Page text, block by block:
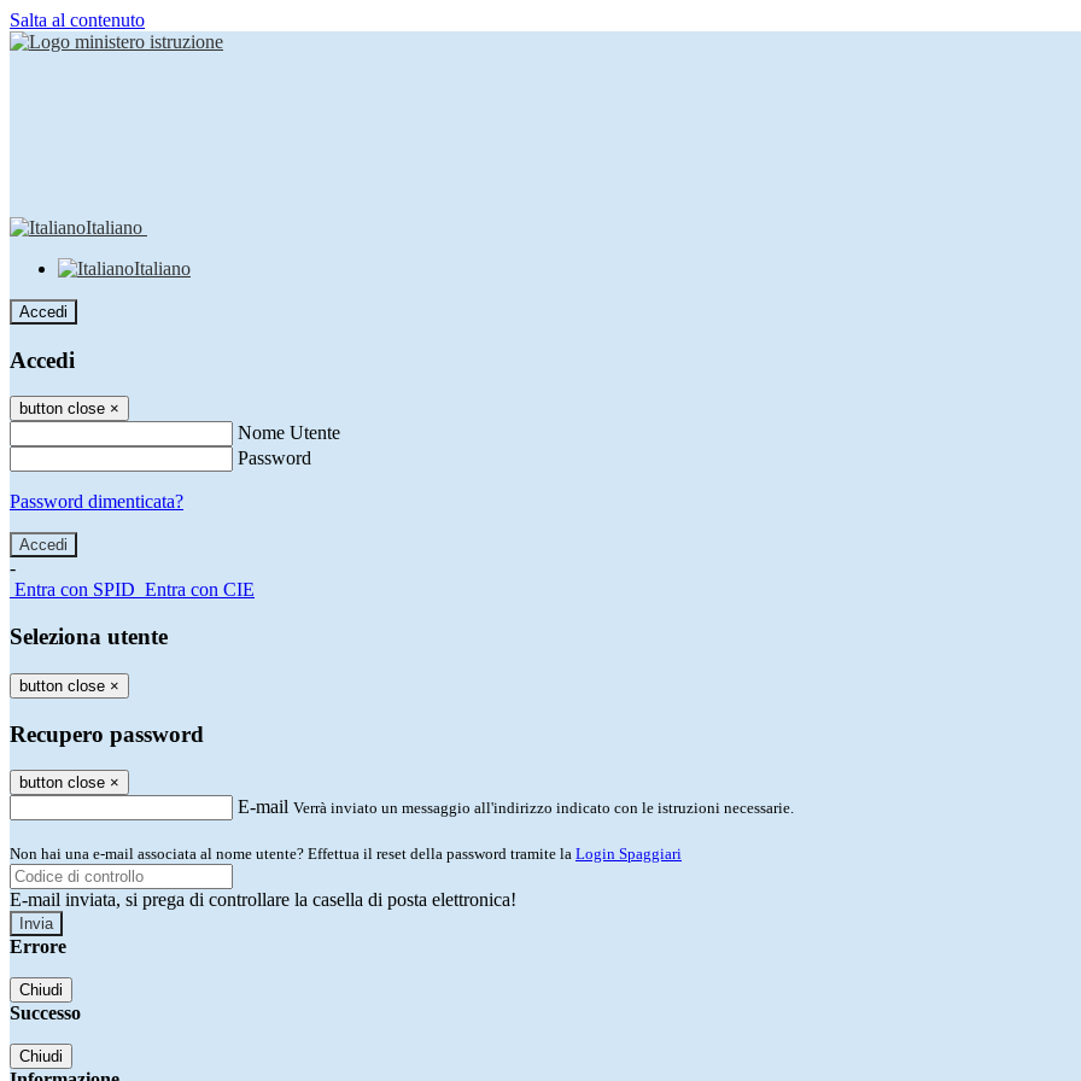
Salta al contenuto
Italiano
Italiano
Accedi
Accedi
button close ×
Nome Utente
Password
Password dimenticata?
-
Entra con SPID Entra con CIE
Seleziona utente
button close ×
Recupero password
button close ×
E-mail Verrà inviato un messaggio all'indirizzo indicato con le istruzioni necessarie.
Non hai una e-mail associata al nome utente? Effettua il reset della password tramite la Login Spaggiari
E-mail inviata, si prega di controllare la casella di posta elettronica!
Errore
Chiudi
Successo
Chiudi